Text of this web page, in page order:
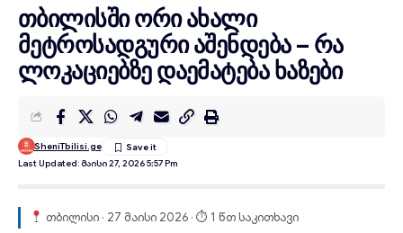
თბილისში ორი ახალი
მეტროსადგური აშენდება – რა
ლოკაციებზე დაემატება ხაზები
Last Updated: Მაისი 27, 2026 5:57 Pm
SheniTbilisi.ge
თბილისი · 27 მაისი 2026 · ⏱ 1 წთ საკითხავი